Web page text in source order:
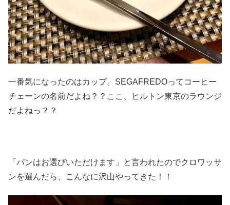
一番気になったのはカップ。SEGAFREDOってコーヒー
チェーンの名前だよね？？ここ、ヒルトン東京のラウンジ
だよねっ？？
「パンはお選びいただけます」と言われたのでクロワッサ
ンを選んだら、こんなに沢山やってきた！！